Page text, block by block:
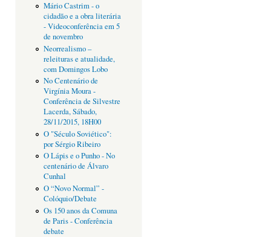
Mário Castrim - o
cidadão e a obra literária
- Videoconferência em 5
de novembro
Neorrealismo –
releituras e atualidade,
com Domingos Lobo
No Centenário de
Virgínia Moura -
Conferência de Silvestre
Lacerda, Sábado,
28/11/2015, 18H00
O "Século Soviético":
por Sérgio Ribeiro
O Lápis e o Punho - No
centenário de Álvaro
Cunhal
O “Novo Normal” -
Colóquio/Debate
Os 150 anos da Comuna
de Paris - Conferência
debate